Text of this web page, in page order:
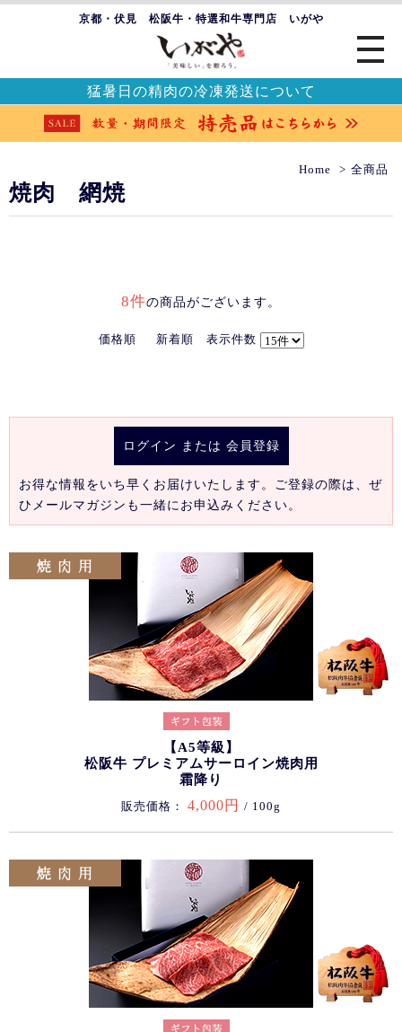
京都・伏見 松阪牛・特選和牛専門店 いがや
猛暑日の精肉の冷凍発送について
Home 全商品
焼肉 網焼
8件の商品がございます。
価格順 新着順 表示件数
ログイン または 会員登録
お得な情報をいち早くお届けいたします。ご登録の際は、ぜ
ひメールマガジンも一緒にお申込みください。
【A5等級】
松阪牛 プレミアムサーロイン焼肉用
霜降り
販売価格： 4,000円 / 100g